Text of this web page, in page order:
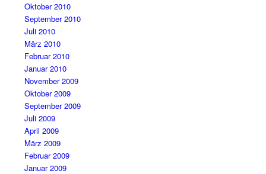
Oktober 2010
September 2010
Juli 2010
März 2010
Februar 2010
Januar 2010
November 2009
Oktober 2009
September 2009
Juli 2009
April 2009
März 2009
Februar 2009
Januar 2009